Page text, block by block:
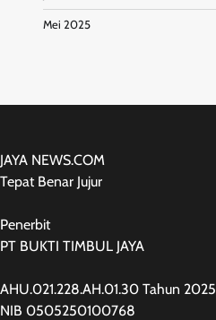
Mei 2025
JAYA NEWS.COM
Tepat Benar Jujur
Penerbit
PT BUKTI TIMBUL JAYA
AHU.021.228.AH.01.30 Tahun 2025
NIB 0505250100768